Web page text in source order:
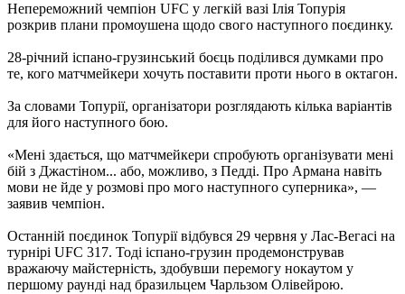
Непереможний чемпіон UFC у легкій вазі Ілія Топурія
розкрив плани промоушена щодо свого наступного поєдинку.
28-річний іспано-грузинський боєць поділився думками про
те, кого матчмейкери хочуть поставити проти нього в октагон.
За словами Топурії, організатори розглядають кілька варіантів
для його наступного бою.
«Мені здається, що матчмейкери спробують організувати мені
бій з Джастіном... або, можливо, з Педді. Про Армана навіть
мови не йде у розмові про мого наступного суперника», —
заявив чемпіон.
Останній поєдинок Топурії відбувся 29 червня у Лас-Вегасі на
турнірі UFC 317. Тоді іспано-грузин продемонстрував
вражаючу майстерність, здобувши перемогу нокаутом у
першому раунді над бразильцем Чарльзом Олівейрою.